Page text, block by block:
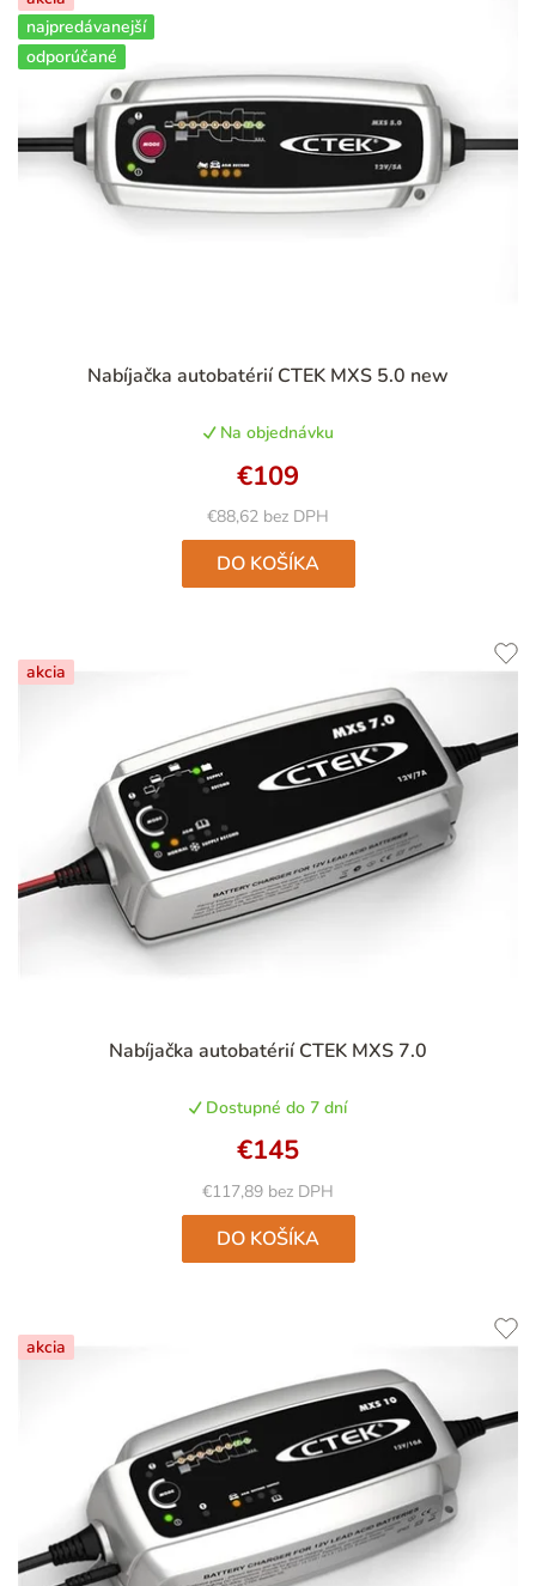
najpredávanejší
odporúčané
Nabíjačka autobatérií CTEK MXS 5.0 new
hodnotenie
je
5,0
z
5
hviezdičiek.
Na objednávku
€88,62 bez DPH
€109
DO KOŠÍKA
akcia
Nabíjačka autobatérií CTEK MXS 7.0
hodnotenie
je
5,0
z
5
hviezdičiek.
Dostupné do 7 dní
€117,89 bez DPH
€145
DO KOŠÍKA
akcia